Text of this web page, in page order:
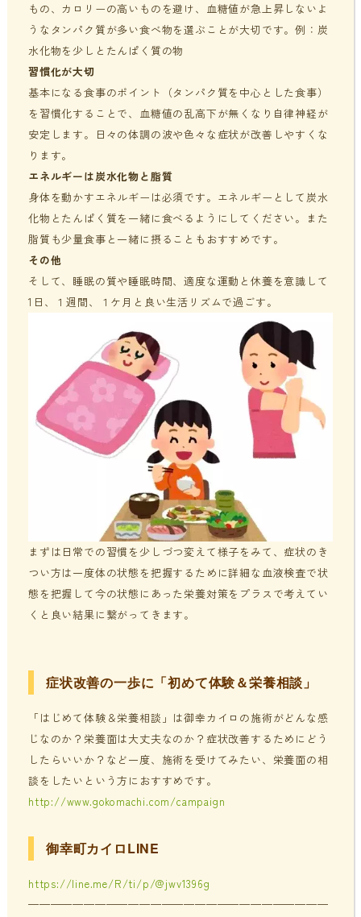
もの、カロリーの高いものを避け、血糖値が急上昇しないよ
うなタンパク質が多い食べ物を選ぶことが大切です。例：炭
水化物を少しとたんぱく質の物
習慣化が大切
基本になる食事のポイント（タンパク質を中心とした食事）
を習慣化することで、血糖値の乱高下が無くなり自律神経が
安定します。日々の体調の波や色々な症状が改善しやすくな
ります。
エネルギーは炭水化物と脂質
身体を動かすエネルギーは必須です。エネルギーとして炭水
化物とたんぱく質を一緒に食べるようにしてください。また
脂質も少量食事と一緒に摂ることもおすすめです。
その他
そして、睡眠の質や睡眠時間、適度な運動と休養を意識して
1日、１週間、１ケ月と良い生活リズムで過ごす。
まずは日常での習慣を少しづつ変えて様子をみて、症状のき
つい方は一度体の状態を把握するために詳細な血液検査で状
態を把握して今の状態にあった栄養対策をプラスで考えてい
くと良い結果に繋がってきます。
症状改善の一歩に「初めて体験＆栄養相談」
「はじめて体験＆栄養相談」は御幸カイロの施術がどんな感
じなのか？栄養面は大丈夫なのか？症状改善するためにどう
したらいいか？など一度、施術を受けてみたい、栄養面の相
談をしたいという方におすすめです。
http://www.gokomachi.com/campaign
御幸町カイロLINE
https://line.me/R/ti/p/@jwv1396g
———————————————————————————